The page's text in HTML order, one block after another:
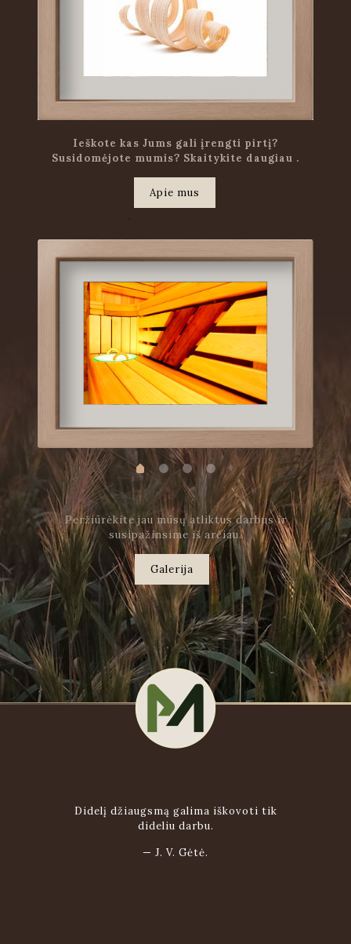
Ieškote kas Jums gali įrengti pirtį?
Susidomėjote mumis? Skaitykite daugiau .
.
Apie mus
Peržiūrėkite jau mūsų atliktus darbus ir
susipažinsime iš arčiau.
Galerija
Didelį džiaugsmą galima iškovoti tik
dideliu darbu.
— J. V. Gėtė.